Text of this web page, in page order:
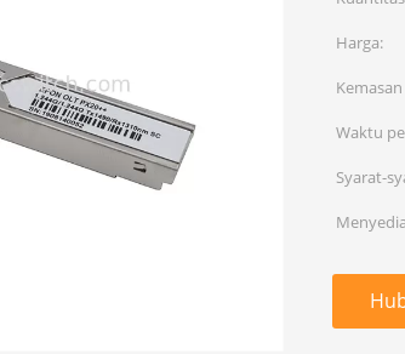
Harga:
Waktu
Syarat-